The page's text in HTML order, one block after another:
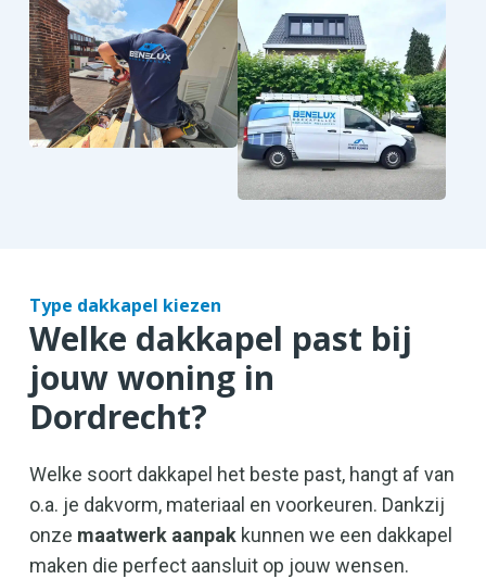
Type dakkapel kiezen
Welke dakkapel past bij
jouw woning in
Dordrecht?
Welke soort dakkapel het beste past, hangt af van
o.a. je dakvorm, materiaal en voorkeuren. Dankzij
onze maatwerk aanpakkunnen we een dakkapel
maken die perfect aansluit op jouw wensen.